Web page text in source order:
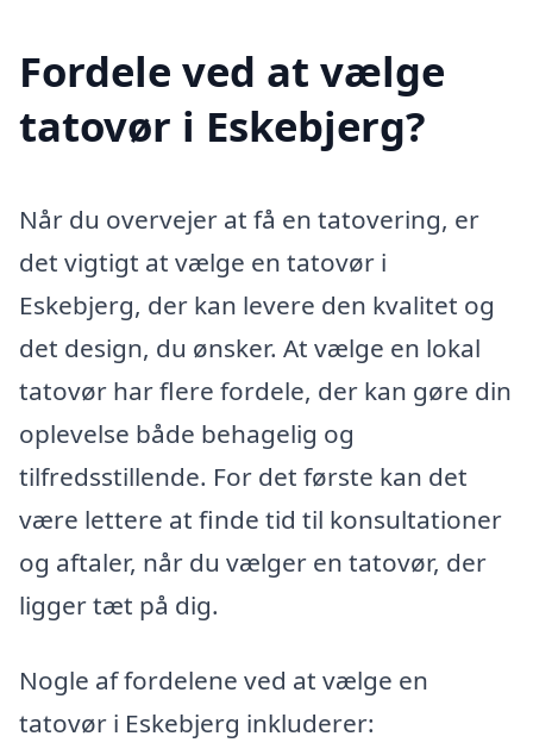
Fordele ved at vælge
tatovør i Eskebjerg?
Når du overvejer at få en tatovering, er
det vigtigt at vælge en tatovør i
Eskebjerg, der kan levere den kvalitet og
det design, du ønsker. At vælge en lokal
tatovør har flere fordele, der kan gøre din
oplevelse både behagelig og
tilfredsstillende. For det første kan det
være lettere at finde tid til konsultationer
og aftaler, når du vælger en tatovør, der
ligger tæt på dig.
Nogle af fordelene ved at vælge en
tatovør i Eskebjerg inkluderer: